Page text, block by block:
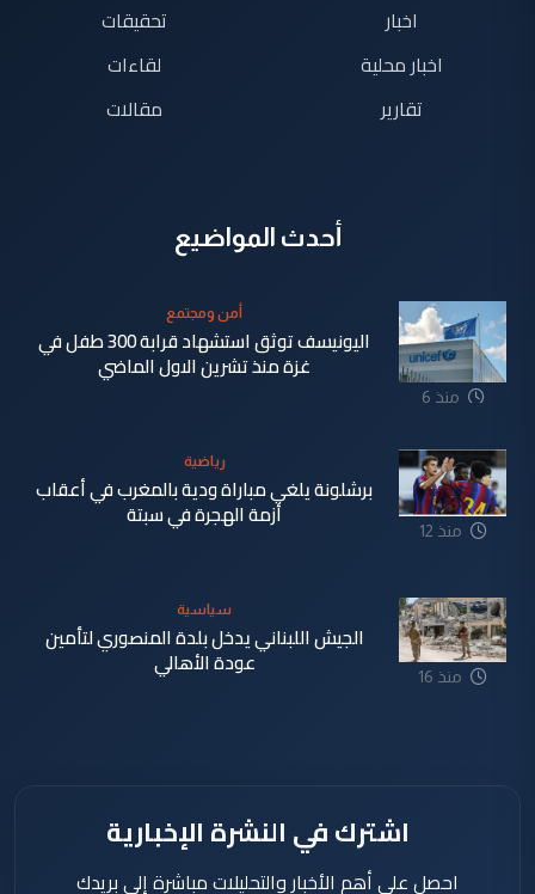
اخبار
اخبار محلية
تقارير
تحقيقات
لقاءات
مقالات
أحدث المواضيع
منذ 6
أمن ومجتمع
اليونيسف توثق استشهاد قرابة 300 طفل في
غزة منذ تشرين الاول الماضي
منذ 12
رياضية
برشلونة يلغي مباراة ودية بالمغرب في أعقاب
أزمة الهجرة في سبتة
منذ 16
سياسية
الجيش اللبناني يدخل بلدة المنصوري لتأمين
عودة الأهالي
اشترك في النشرة الإخبارية
احصل على أهم الأخبار والتحليلات مباشرة إلى بريدك